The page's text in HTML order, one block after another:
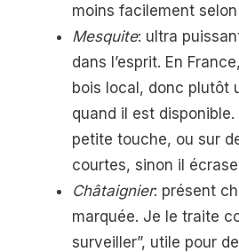
moins facilement
Mesquite: ultra
dans l’esprit. En
bois local, donc plutôt
quand il est
petite touche, ou sur
courtes, sinon il
Châtaignier: présent
marquée. Je le traite
surveiller”, utile pour